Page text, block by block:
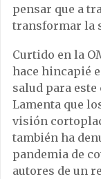
pensar que a
transformar la
Curtido en la
hace hincapié
salud para
Lamenta que
visión
también ha
pandemia de
autores de un